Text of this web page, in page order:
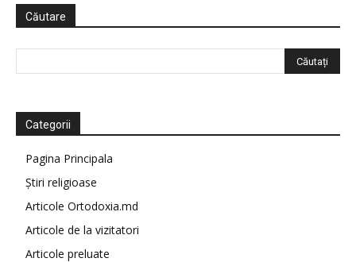
Căutare
Categorii
Pagina Principala
Știri religioase
Articole Ortodoxia.md
Articole de la vizitatori
Articole preluate